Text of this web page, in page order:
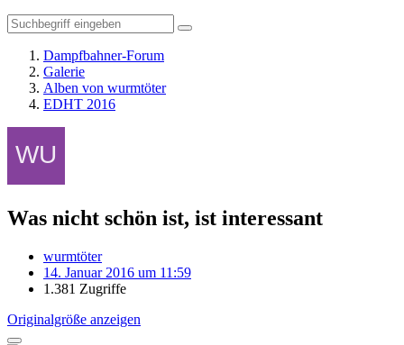
Dampfbahner-Forum
Galerie
Alben von wurmtöter
EDHT 2016
Was nicht schön ist, ist interessant
wurmtöter
14. Januar 2016 um 11:59
1.381 Zugriffe
Originalgröße anzeigen